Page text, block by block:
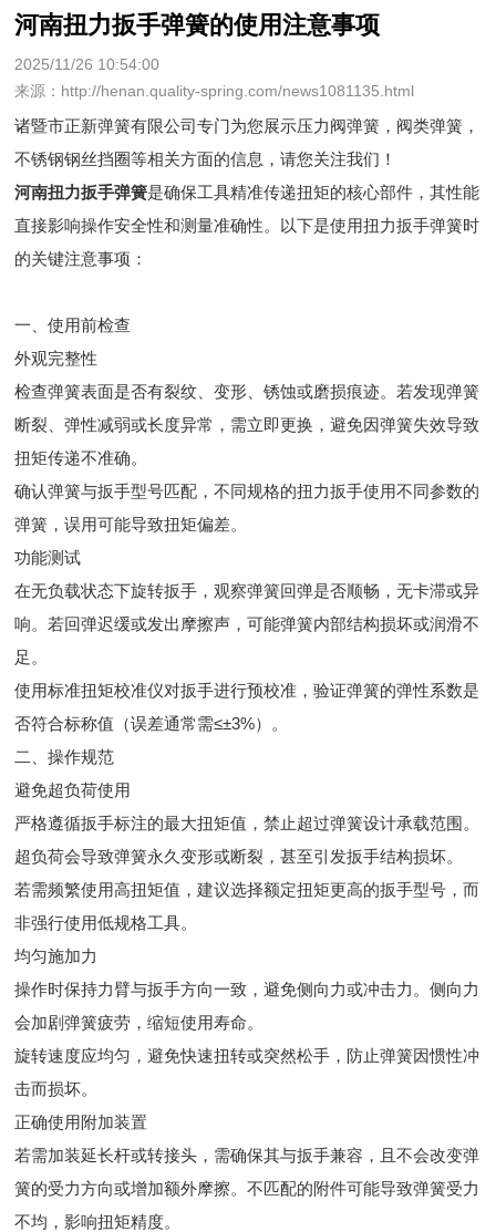
河南扭力扳手弹簧的使用注意事项
2025/11/26 10:54:00
来源：http://henan.quality-spring.com/news1081135.html
诸暨市正新弹簧有限公司专门为您展示压力阀弹簧 ，阀类弹簧，
不锈钢钢丝挡圈等相关方面的信息，请您关注我们！
河南扭力扳手弹簧是确保工具精准传递扭矩的核心部件，其性能
直接影响操作安全性和测量准确性。以下是使用扭力扳手弹簧时
的关键注意事项：
一、使用前检查
外观完整性
检查弹簧表面是否有裂纹、变形、锈蚀或磨损痕迹。若发现弹簧
断裂、弹性减弱或长度异常，需立即更换，避免因弹簧失效导致
扭矩传递不准确。
确认弹簧与扳手型号匹配，不同规格的扭力扳手使用不同参数的
弹簧，误用可能导致扭矩偏差。
功能测试
在无负载状态下旋转扳手，观察弹簧回弹是否顺畅，无卡滞或异
响。若回弹迟缓或发出摩擦声，可能弹簧内部结构损坏或润滑不
足。
使用标准扭矩校准仪对扳手进行预校准，验证弹簧的弹性系数是
否符合标称值（误差通常需≤±3%）。
二、操作规范
避免超负荷使用
严格遵循扳手标注的最大扭矩值，禁止超过弹簧设计承载范围。
超负荷会导致弹簧永久变形或断裂，甚至引发扳手结构损坏。
若需频繁使用高扭矩值，建议选择额定扭矩更高的扳手型号，而
非强行使用低规格工具。
均匀施加力
操作时保持力臂与扳手方向一致，避免侧向力或冲击力。侧向力
会加剧弹簧疲劳，缩短使用寿命。
旋转速度应均匀，避免快速扭转或突然松手，防止弹簧因惯性冲
击而损坏。
正确使用附加装置
若需加装延长杆或转接头，需确保其与扳手兼容，且不会改变弹
簧的受力方向或增加额外摩擦。不匹配的附件可能导致弹簧受力
不均，影响扭矩精度。